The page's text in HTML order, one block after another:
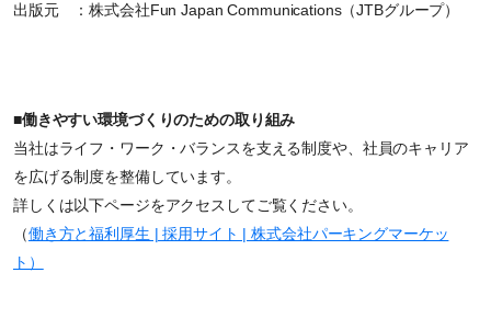
出版元 ：株式会社Fun Japan Communications（JTBグループ）
■働きやすい環境づくりのための取り組み
当社はライフ・ワーク・バランスを支える制度や、社員のキャリア
を広げる制度を整備しています。
詳しくは以下ページをアクセスしてご覧ください。
（働き方と福利厚生 | 採用サイト | 株式会社パーキングマーケッ
ト）